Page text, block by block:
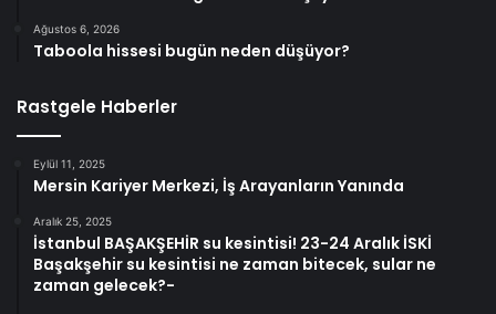
Ağustos 6, 2026
Taboola hissesi bugün neden düşüyor?
Rastgele Haberler
Eylül 11, 2025
Mersin Kariyer Merkezi, İş Arayanların Yanında
Aralık 25, 2025
İstanbul BAŞAKŞEHİR su kesintisi! 23-24 Aralık İSKİ
Başakşehir su kesintisi ne zaman bitecek, sular ne
zaman gelecek?-